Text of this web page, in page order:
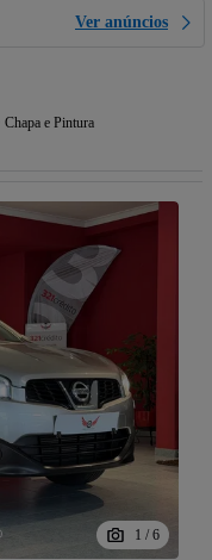
Ver anúncios
Chapa e Pintura
1 / 6